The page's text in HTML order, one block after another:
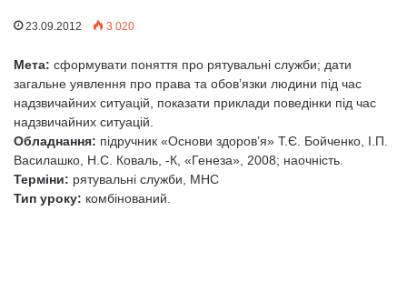
23.09.2012 3 020
Мета: сформувати поняття про рятувальні служби; дати
загальне уявлення про права та обов’язки людини під час
надзвичайних ситуацій, показати приклади поведінки під час
надзвичайних ситуацій.
Обладнання: підручник «Основи здоров’я» Т.Є. Бойченко, І.П.
Василашко, Н.С. Коваль, -К, «Генеза», 2008; наочність.
Терміни: рятувальні служби, МНС
Тип уроку: комбінований.